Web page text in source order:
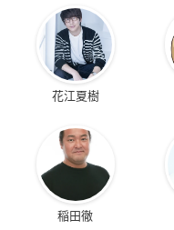
花江夏樹
稲田徹